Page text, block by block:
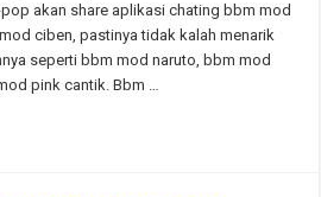
Thema
Background
Super
Unik
2.7.0.23
akan share aplikasi chating bbm mod
ciben, pastinya tidak kalah menarik
seperti bbm mod naruto, bbm mod
pink cantik. Bbm …